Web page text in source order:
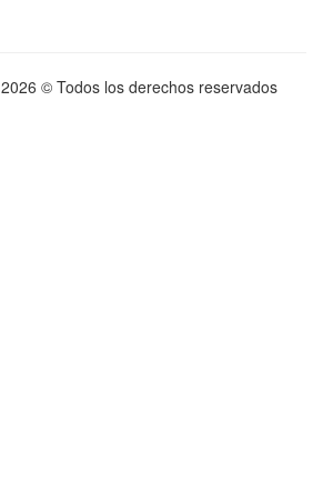
2026 © Todos los derechos reservados